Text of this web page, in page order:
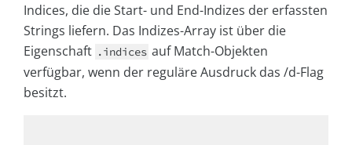
Indices, die die Start- und End-Indizes der erfassten
Strings liefern. Das Indizes-Array ist über die
Eigenschaft .indices auf Match-Objekten
verfügbar, wenn der reguläre Ausdruck das /d-Flag
besitzt.